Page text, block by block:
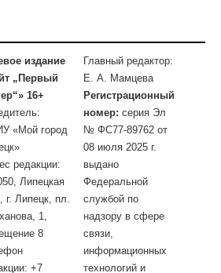
издание
„Первый
16+
«Мой город
редакции:
Липецкая
г. Липецк, пл.
1,
8
+7
Главный редактор:
Е. А. Мамцева
Регистрационный
номер: серия Эл
№ ФС77-89762 от
08 июля 2025 г.
выдано
Федеральной
службой по
надзору в сфере
связи,
информационных
технологий и